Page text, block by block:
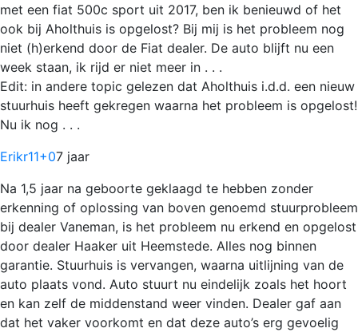
met een fiat 500c sport uit 2017, ben ik benieuwd of het
ook bij Aholthuis is opgelost? Bij mij is het probleem nog
niet (h)erkend door de Fiat dealer. De auto blijft nu een
week staan, ik rijd er niet meer in . . .
Edit: in andere topic gelezen dat Aholthuis i.d.d. een nieuw
stuurhuis heeft gekregen waarna het probleem is opgelost!
Nu ik nog . . .
Erikr11+07 jaar
Na 1,5 jaar na geboorte geklaagd te hebben zonder
erkenning of oplossing van boven genoemd stuurprobleem
bij dealer Vaneman, is het probleem nu erkend en opgelost
door dealer Haaker uit Heemstede. Alles nog binnen
garantie. Stuurhuis is vervangen, waarna uitlijning van de
auto plaats vond. Auto stuurt nu eindelijk zoals het hoort
en kan zelf de middenstand weer vinden. Dealer gaf aan
dat het vaker voorkomt en dat deze auto’s erg gevoelig